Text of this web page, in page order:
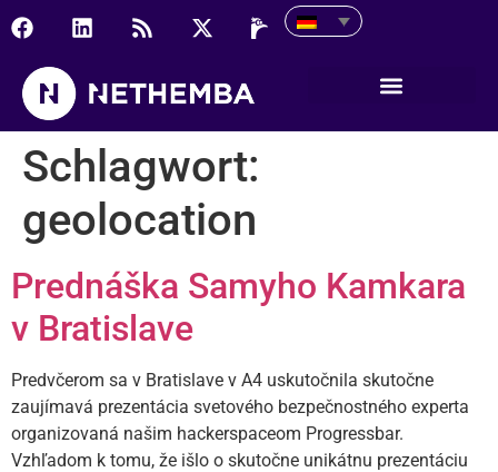
Schlagwort:
geolocation
Prednáška Samyho Kamkara
v Bratislave
Predvčerom sa v Bratislave v A4 uskutočnila skutočne
zaujímavá prezentácia svetového bezpečnostného experta
organizovaná našim hackerspaceom Progressbar.
Vzhľadom k tomu, že išlo o skutočne unikátnu prezentáciu